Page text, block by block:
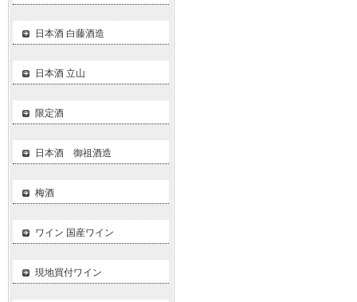
日本酒 白藤酒造
日本酒 立山
限定酒
日本酒 御祖酒造
梅酒
ワイン 国産ワイン
現地買付ワイン